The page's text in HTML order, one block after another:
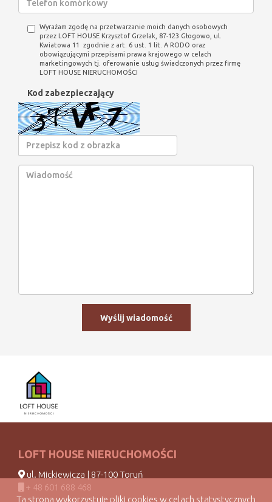
Wyrażam zgodę na przetwarzanie moich danych osobowych
przez LOFT HOUSE Krzysztof Grzelak, 87-123 Głogowo, ul.
Kwiatowa 11 zgodnie z art. 6 ust. 1 lit. A RODO oraz
obowiązującymi przepisami prawa krajowego w celach
marketingowych tj. oferowanie usług świadczonych przez firmę
LOFT HOUSE NIERUCHOMOŚCI
Kod zabezpieczający
LOFT HOUSE NIERUCHOMOŚCI
ul. Mickiewicza | 87-100 Toruń
+ 48 601 688 468
Ta strona wykorzystuje pliki cookies w celach statystycznych